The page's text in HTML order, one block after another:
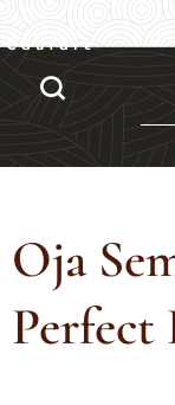
Căutare
Oja
Perfect